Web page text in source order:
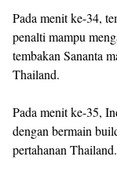
Pada menit ke-34,
penalti mampu
tembakan Sananta
Thailand.
Pada menit ke-35,
dengan bermain
pertahanan Thailand.